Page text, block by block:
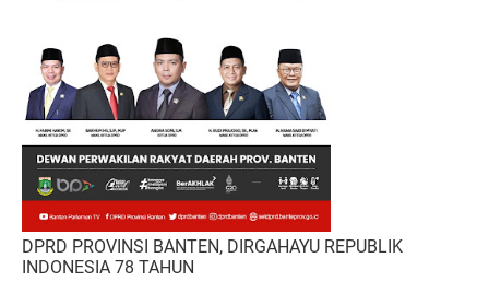
DPRD PROVINSI BANTEN, DIRGAHAYU REPUBLIK
INDONESIA 78 TAHUN